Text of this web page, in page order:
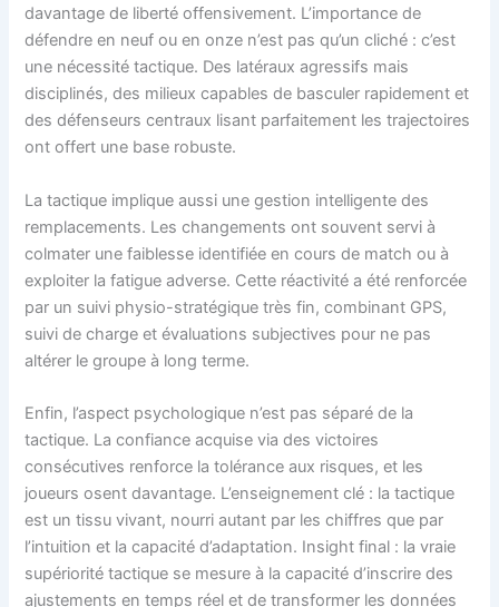
davantage de liberté offensivement. L’importance de
défendre en neuf ou en onze n’est pas qu’un cliché : c’est
une nécessité tactique. Des latéraux agressifs mais
disciplinés, des milieux capables de basculer rapidement et
des défenseurs centraux lisant parfaitement les trajectoires
ont offert une base robuste.
La tactique implique aussi une gestion intelligente des
remplacements. Les changements ont souvent servi à
colmater une faiblesse identifiée en cours de match ou à
exploiter la fatigue adverse. Cette réactivité a été renforcée
par un suivi physio-stratégique très fin, combinant GPS,
suivi de charge et évaluations subjectives pour ne pas
altérer le groupe à long terme.
Enfin, l’aspect psychologique n’est pas séparé de la
tactique. La confiance acquise via des victoires
consécutives renforce la tolérance aux risques, et les
joueurs osent davantage. L’enseignement clé : la tactique
est un tissu vivant, nourri autant par les chiffres que par
l’intuition et la capacité d’adaptation. Insight final : la vraie
supériorité tactique se mesure à la capacité d’inscrire des
ajustements en temps réel et de transformer les données